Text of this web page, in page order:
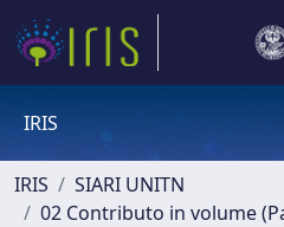
IRIS
IRIS
SIARI UNITN
02 Contributo in volume